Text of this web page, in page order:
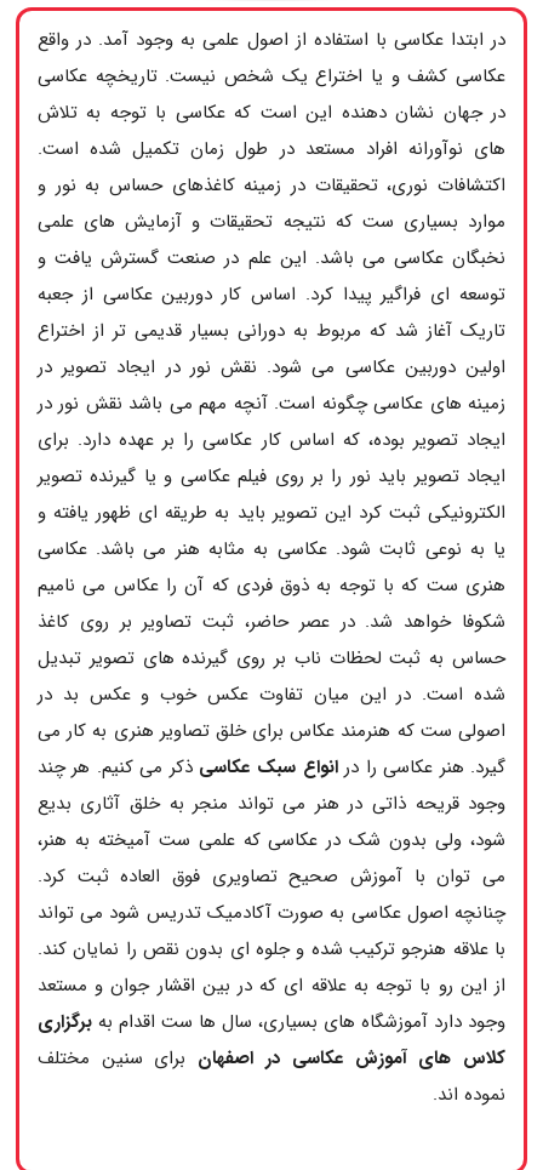
در ابتدا عکاسی با استفاده از اصول علمی به وجود آمد. در واقع
عکاسی کشف و یا اختراع یک شخص نیست. تاریخچه عکاسی
در جهان نشان دهنده این است که عکاسی با توجه به تلاش
های نوآورانه افراد مستعد در طول زمان تکمیل شده است.
اکتشافات نوری، تحقیقات در زمینه کاغذهای حساس به نور و
موارد بسیاری ست که نتیجه تحقیقات و آزمایش های علمی
نخبگان عکاسی می باشد. این علم در صنعت گسترش یافت و
توسعه ای فراگیر پیدا کرد. اساس کار دوربین عکاسی از جعبه
تاریک آغاز شد که مربوط به دورانی بسیار قدیمی تر از اختراع
اولین دوربین عکاسی می شود. نقش نور در ایجاد تصویر در
زمینه های عکاسی چگونه است. آنچه مهم می باشد نقش نور در
ایجاد تصویر بوده، که اساس کار عکاسی را بر عهده دارد. برای
ایجاد تصویر باید نور را بر روی فیلم عکاسی و یا گیرنده تصویر
الکترونیکی ثبت کرد این تصویر باید به طریقه‌ ای ظهور یافته و
یا به نوعی ثابت شود. عکاسی به مثابه هنر می باشد. عکاسی
هنری ست که با توجه به ذوق فردی که آن را عکاس می نامیم
شکوفا خواهد شد. در عصر حاضر، ثبت تصاویر بر روی کاغذ
حساس به ثبت لحظات ناب بر روی گیرنده های تصویر تبدیل
شده است. در این میان تفاوت عکس خوب و عکس بد در
اصولی ست که هنرمند عکاس برای خلق تصاویر هنری به کار می
گیرد. هنر عکاسی را درانواع سبک عکاسی ذکر می کنیم. هر چند
وجود قریحه ذاتی در هنر می تواند منجر به خلق آثاری بدیع
شود، ولی بدون شک در عکاسی که علمی ست آمیخته به هنر،
می توان با آموزش صحیح تصاویری فوق العاده ثبت کرد.
چنانچه اصول عکاسی به صورت آکادمیک تدریس شود می تواند
با علاقه هنرجو ترکیب شده و جلوه ای بدون نقص را نمایان کند.
از این رو با توجه به علاقه ای که در بین اقشار جوان و مستعد
وجود دارد آموزشگاه های بسیاری، سال ها ست اقدام بهبرگزاری
کلاس های آموزش عکاسی در اصفهان برای سنین مختلف
نموده اند.